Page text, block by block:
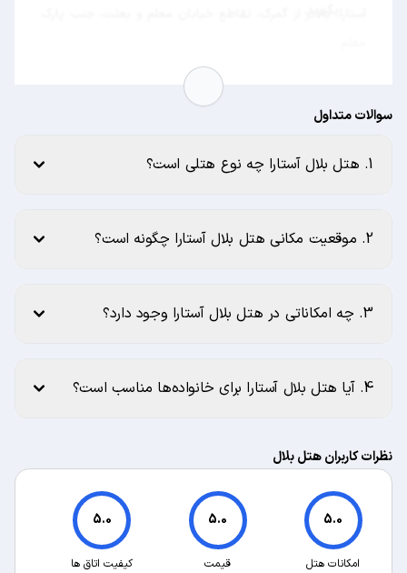
سوالات متداول
1. هتل بلال آستارا چه نوع هتلی است؟
2. موقعیت مکانی هتل بلال آستارا چگونه است؟
3. چه امکاناتی در هتل بلال آستارا وجود دارد؟
4. آیا هتل بلال آستارا برای خانواده‌ها مناسب است؟
نظرات کاربران هتل بلال
5.0
امکانات هتل
5.0
قیمت
5.0
کیفیت اتاق ها